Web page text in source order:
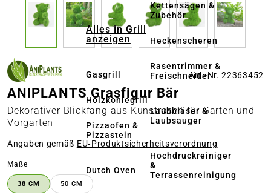
Alles in Grill
anzeigen
Gasgrill
Holzkohlegrill
Pizzaofen &
Pizzastein
Dutch Oven
Kettensägen &
Zubehör
Heckenscheren
Rasentrimmer &
Freischneider
Laubbläser &
Laubsauger
Hochdruckreiniger
&
Terrassenreinigung
Art.-Nr. 22363452
ANIPLANTS Grasfigur Bär
Dekorativer Blickfang aus Kunstrasen für Garten und
Vorgarten
Angaben gemäß EU‑Produktsicherheitsverordnung
Maßeauswählen
38 CM 50 CM